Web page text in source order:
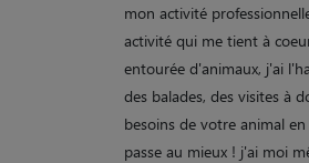
mon activité
activité qui me tient à
entourée d'animaux, j'ai
des balades, des visites à
besoins de votre animal
passe au mieux ! j'ai moi